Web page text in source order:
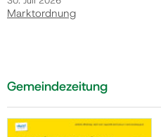
Marktordnung
Gemeindezeitung